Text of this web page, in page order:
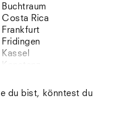
Buchtraum
Costa Rica
Frankfurt
Fridingen
Kassel
Lefkada
du bist, könntest du